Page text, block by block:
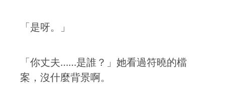
「是呀。」
「你丈夫……是誰？」她看過符曉的檔
案，沒什麼背景啊。